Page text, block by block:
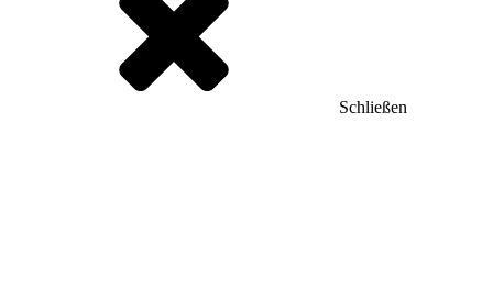
Schließen